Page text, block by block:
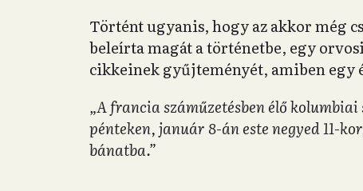
Történt ugyanis, hogy az akkor még
beleírta magát a történetbe, egy
cikkeinek gyűjteményét, amiben egy
„A francia száműzetésben élő
pénteken, január 8-án este negyed 11-
bánatba.”